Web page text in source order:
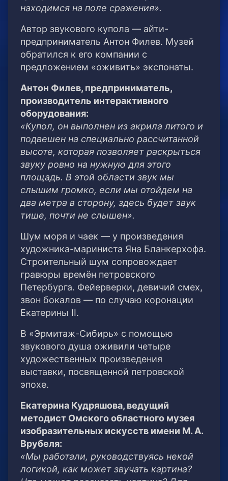
находимся на поле сражения».
Автор звукового купола — айти-
предприниматель Антон Филев. Музей
обратился к его компании с
предложением «оживить» экспонаты.
Антон Филев, предприниматель,
производитель интерактивного
оборудования:
«Купол, он выполнен из акрила литого и
подвешен на специально рассчитанной
высоте, которая позволяет раскрыться
звуку ровно на нужную для этого
площадь. В этой области звук мы
слышим громко, если мы отойдем на
два метра в сторону, здесь будет звук
тише, почти не слышен».
Шум моря и чаек — у произведения
художника-мариниста Яна Бланкерхофа.
Строительный шум сопровождает
гравюры времён петровского
Петербурга. Фейерверки, девичий смех,
звон бокалов — по случаю коронации
Екатерины II.
В «Эрмитаж-Сибирь» с помощью
звукового душа оживили четыре
художественных произведения
выставки, посвященной петровской
эпохе.
Екатерина Кудряшова, ведущий
методист Омского областного музея
изобразительных искусств имени М. А.
Врубеля:
«Мы работали, руководствуясь некой
логикой, как может звучать картина?